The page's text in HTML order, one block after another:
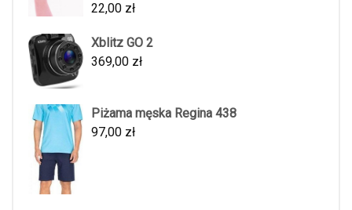
22,00 zł
Xblitz GO 2
369,00 zł
Piżama męska Regina 438
97,00 zł